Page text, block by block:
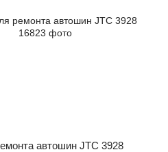
автошин JTC 3928